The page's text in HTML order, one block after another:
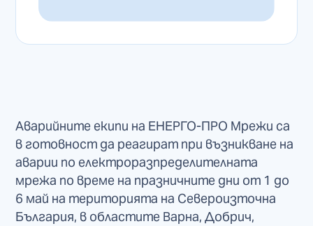
Аварийните екипи на ЕНЕРГО-ПРО Мрежи са
в готовност да реагират при възникване на
аварии по електроразпределителната
мрежа по време на празничните дни от 1 до
6 май на територията на Североизточна
България, в областите Варна, Добрич,